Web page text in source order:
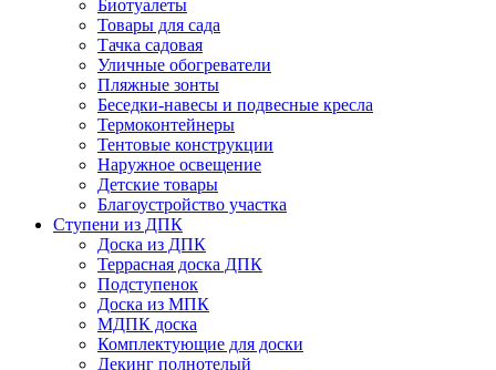
Биотуалеты
Товары для сада
Тачка садовая
Уличные обогреватели
Пляжные зонты
Беседки-навесы и подвесные кресла
Термоконтейнеры
Тентовые конструкции
Наружное освещение
Детские товары
Благоустройство участка
Ступени из ДПК
Доска из ДПК
Террасная доска ДПК
Подступенок
Доска из МПК
МДПК доска
Комплектующие для доски
Декинг полнотелый